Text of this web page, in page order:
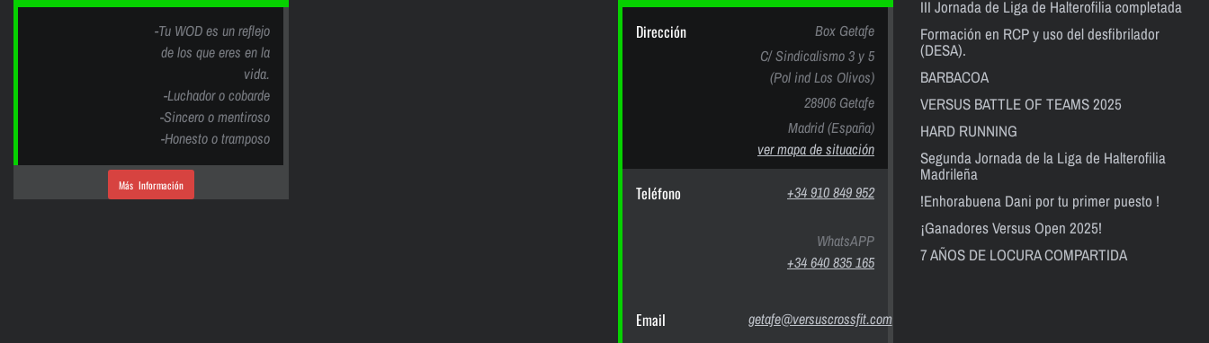
-Tu WOD es un reflejo
de los que eres en la
vida.
-Luchador o cobarde
-Sincero o mentiroso
-Honesto o tramposo
Más Información
Dirección
Box Getafe
C/ Sindicalismo 3 y 5
(Pol ind Los Olivos)
28906 Getafe
Madrid (España)
ver mapa de situación
Teléfono +34 910 849 952
WhatsAPP
+34 640 835 165
Email getafe@versuscrossfit.com
III Jornada de Liga de Halterofilia completada
Formación en RCP y uso del desfibrilador
(DESA).
BARBACOA
VERSUS BATTLE OF TEAMS 2025
HARD RUNNING
Segunda Jornada de la Liga de Halterofilia
Madrileña
!Enhorabuena Dani por tu primer puesto !
¡Ganadores Versus Open 2025!
7 AÑOS DE LOCURA COMPARTIDA